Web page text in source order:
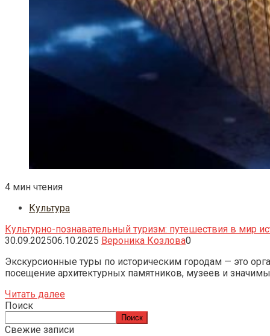
4 мин чтения
Культура
Культурно-познавательный туризм: путешествия в мир
30.09.202506.10.2025 Вероника Козлова0
Экскурсионные туры по историческим городам — это
посещение архитектурных памятников, музеев и
Читать далее
Поиск
Поиск
Свежие записи